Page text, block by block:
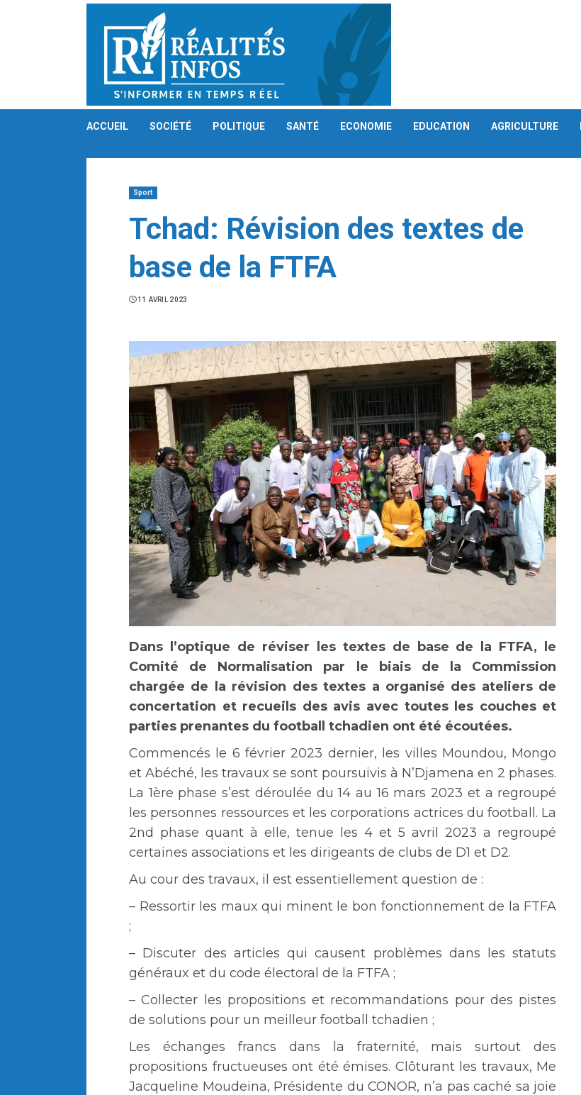
ACCUEIL SOCIÉTÉ POLITIQUE SANTÉ ECONOMIE EDUCATION AGRICULTURE
Sport
Tchad: Révision des textes de
base de la FTFA
11 AVRIL 2023
Dans l’optique de réviser les textes de base de la FTFA, le
Comité de Normalisation par le biais de la Commission
chargée de la révision des textes a organisé des ateliers de
concertation et recueils des avis avec toutes les couches et
parties prenantes du football tchadien ont été écoutées.
Commencés le 6 février 2023 dernier, les villes Moundou, Mongo
et Abéché, les travaux se sont poursuivis à N’Djamena en 2 phases.
La 1ère phase s’est déroulée du 14 au 16 mars 2023 et a regroupé
les personnes ressources et les corporations actrices du football. La
2nd phase quant à elle, tenue les 4 et 5 avril 2023 a regroupé
certaines associations et les dirigeants de clubs de D1 et D2.
Au cour des travaux, il est essentiellement question de :
– Ressortir les maux qui minent le bon fonctionnement de la FTFA
;
– Discuter des articles qui causent problèmes dans les statuts
généraux et du code électoral de la FTFA ;
– Collecter les propositions et recommandations pour des pistes
de solutions pour un meilleur football tchadien ;
Les échanges francs dans la fraternité, mais surtout des
propositions fructueuses ont été émises. Clôturant les travaux, Me
Jacqueline Moudeina, Présidente du CONOR, n’a pas caché sa joie